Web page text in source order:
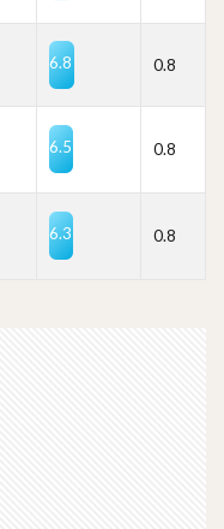
6.8 0.8
6.5 0.8
6.3 0.8